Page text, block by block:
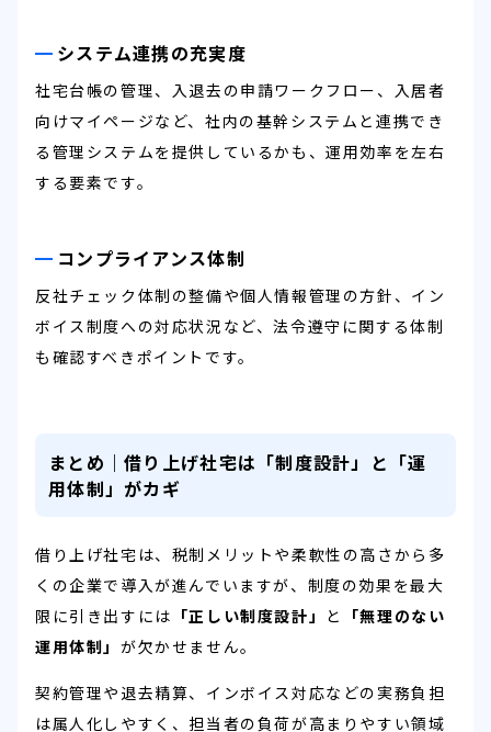
システム連携の充実度
社宅台帳の管理、入退去の申請ワークフロー、入居者
向けマイページなど、社内の基幹システムと連携でき
る管理システムを提供しているかも、運用効率を左右
する要素です。
コンプライアンス体制
反社チェック体制の整備や個人情報管理の方針、イン
ボイス制度への対応状況など、法令遵守に関する体制
も確認すべきポイントです。
まとめ｜借り上げ社宅は「制度設計」と「運
用体制」がカギ
借り上げ社宅は、税制メリットや柔軟性の高さから多
くの企業で導入が進んでいますが、制度の効果を最大
限に引き出すには 「正しい制度設計」 と
「無理のない
運用体制」 が欠かせません。
契約管理や退去精算、インボイス対応などの実務負担
は属人化しやすく、担当者の負荷が高まりやすい領域